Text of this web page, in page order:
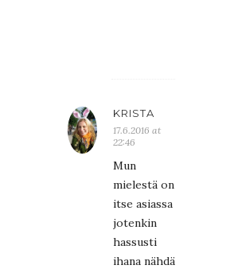
KRISTA
17.6.2016 at
22:46
Mun
mielestä on
itse asiassa
jotenkin
hassusti
ihana nähdä